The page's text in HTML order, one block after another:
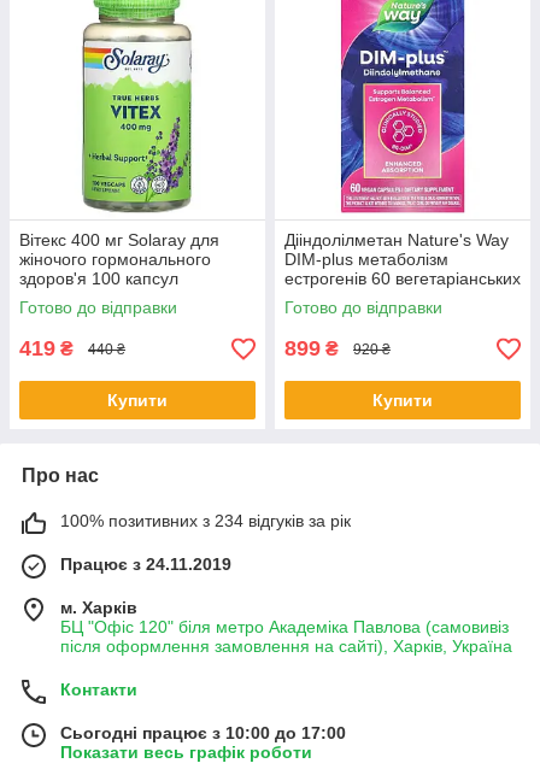
Вітекс 400 мг Solaray для
жіночого гормонального
здоров'я 100 капсул
Готово до відправки
419 ₴ 440 ₴
Купити
Дііндолілметан Nature's Way
DIM-plus метаболізм
естрогенів 60 вегетаріанських
капсул
Готово до відправки
899 ₴ 920 ₴
Купити
Про нас
100% позитивних з 234 відгуків за рік
Працює з 24.11.2019
м. Харків
БЦ "Офіс 120" біля метро Академіка Павлова (самовивіз
після оформлення замовлення на сайті), Харків, Україна
Контакти
Сьогодні працює з 10:00 до 17:00
Показати весь графік роботи